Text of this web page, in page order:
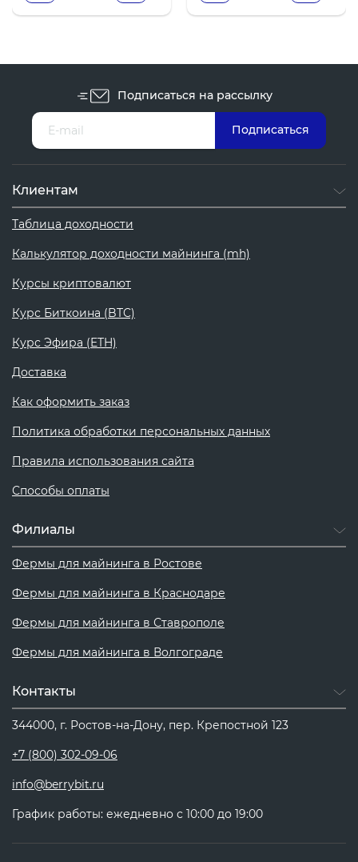
Подписаться на рассылку
Клиентам
Таблица доходности
Калькулятор доходности майнинга (mh)
Курсы криптовалют
Курс Биткоина (BTC)
Курс Эфира (ETH)
Доставка
Как оформить заказ
Политика обработки персональных данных
Правила использования сайта
Способы оплаты
Филиалы
Фермы для майнинга в Ростове
Фермы для майнинга в Краснодаре
Фермы для майнинга в Ставрополе
Фермы для майнинга в Волгограде
Контакты
344000, г. Ростов-на-Дону, пер. Крепостной 123
+7 (800) 302-09-06
info@berrybit.ru
График работы: ежедневно с 10:00 до 19:00